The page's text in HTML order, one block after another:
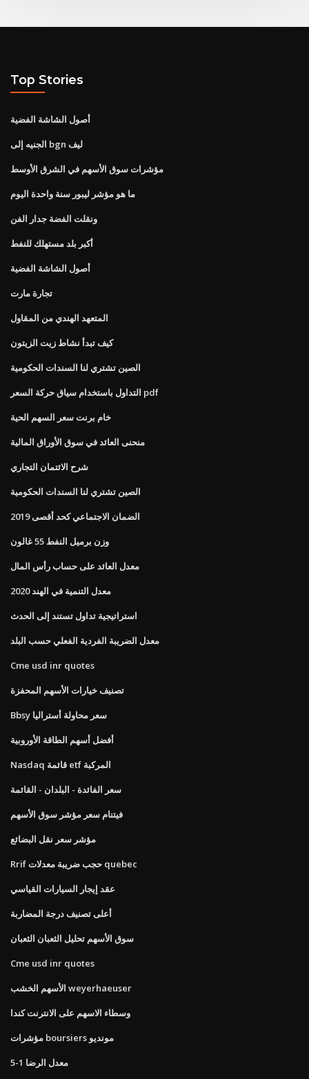
Top Stories
أصول الشاشة الفضية
الجنيه إلى bgn ليف
مؤشرات سوق الأسهم في الشرق الأوسط
ما هو مؤشر ليبور سنة واحدة اليوم
ونقلت الفضة جدار الفن
أكبر بلد مستهلك للنفط
أصول الشاشة الفضية
تجارة مارت
المتعهد الهندي من المقاول
كيف تبدأ نشاط زيت الزيتون
الصين تشتري لنا السندات الحكومية
التداول باستخدام سياق حركة السعر pdf
خام برنت سعر السهم الحية
منحنى العائد في سوق الأوراق المالية
شرح الائتمان التجاري
الصين تشتري لنا السندات الحكومية
2019 الضمان الاجتماعي كحد أقصى
وزن برميل النفط 55 غالون
معدل العائد على حساب رأس المال
معدل التنمية في الهند 2020
استراتيجية تداول تستند إلى الحدث
معدل الضريبة الفردية الفعلي حسب البلد
Cme usd inr quotes
تصنيف خيارات الأسهم المحفزة
Bbsy سعر محاولة أستراليا
أفضل أسهم الطاقة الأوروبية
Nasdaq قائمة etf المركبة
سعر الفائدة - البلدان - القائمة
فيتنام سعر مؤشر سوق الأسهم
مؤشر سعر نقل البضائع
Rrif حجب ضريبة معدلات quebec
عقد إيجار السيارات القياسي
أعلى تصنيف درجة المضاربة
سوق الأسهم تحليل الثعبان الثعبان
Cme usd inr quotes
الأسهم الخشب weyerhaeuser
وسطاء الاسهم على الانترنت كندا
مؤشرات boursiers مونديو
معدل الرضا 1-5